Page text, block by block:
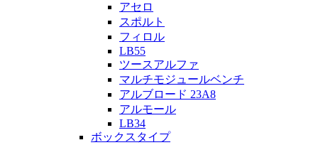
アセロ
スポルト
フィロル
LB55
ツースアルファ
マルチモジュールベンチ
アルブロード 23A8
アルモール
LB34
ボックスタイプ